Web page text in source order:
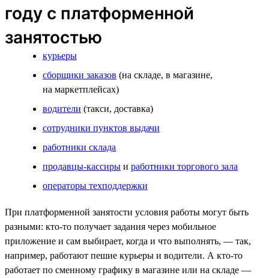
году с платформенной
занятостью
курьеры
сборщики заказов (на складе, в магазине,
на маркетплейсах)
водители (такси, доставка)
сотрудники пунктов выдачи
работники склада
продавцы-кассиры и работники торгового зала
операторы техподдержки
При платформенной занятости условия работы могут быть
разными: кто-то получает задания через мобильное
приложение и сам выбирает, когда и что выполнять, — так,
например, работают пешие курьеры и водители. А кто-то
работает по сменному графику в магазине или на складе —